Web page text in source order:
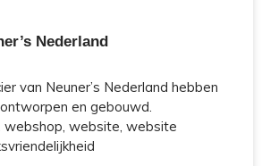
Nederland
van Neuner’s Nederland hebben
en gebouwd.
webshop, website, website